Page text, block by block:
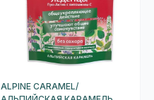
ALPINE CARAMEL/